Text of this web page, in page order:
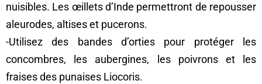
nuisibles. Les œillets d’Inde permettront de repousser
aleurodes, altises et pucerons.
-Utilisez des bandes d’orties pour protéger les
concombres, les aubergines, les poivrons et les
fraises des punaises Liocoris.